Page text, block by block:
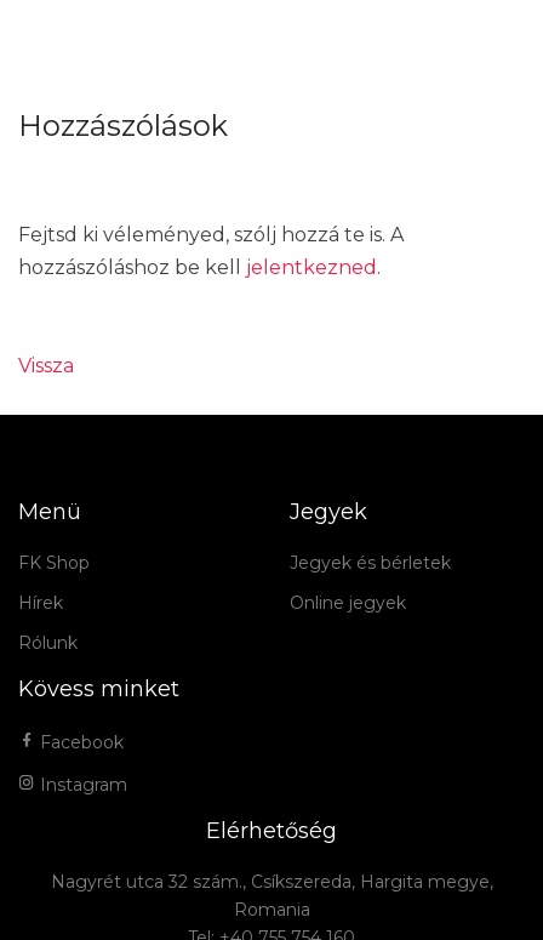
Hozzászólások
Fejtsd ki véleményed, szólj hozzá te is. A
hozzászóláshoz be kell jelentkezned .
Vissza
Menü
FK Shop
Hírek
Rólunk
Jegyek
Jegyek és bérletek
Online jegyek
Kövess minket
Facebook
Instagram
Elérhetőség
Nagyrét utca 32 szám., Csíkszereda, Hargita megye,
Romania